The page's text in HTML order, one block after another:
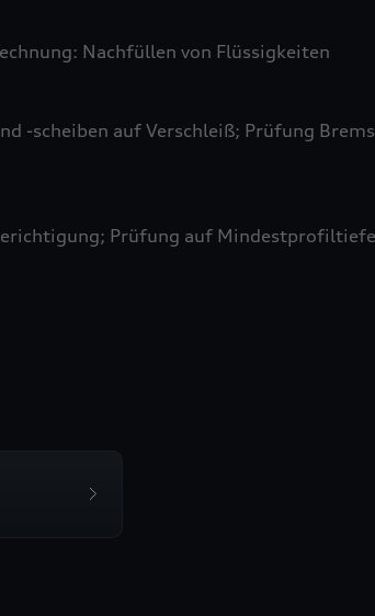
Nachfüllen von Flüssigkeiten
-scheiben auf Verschleiß; Prüfung
Prüfung auf